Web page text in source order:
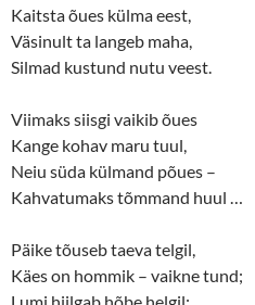
Kaitsta õues külma eest,
Väsinult ta langeb maha,
Silmad kustund nutu veest.
Viimaks siisgi vaikib õues
Kange kohav maru tuul,
Neiu süda külmand põues ­–
Kahvatumaks tõmmand huul …
Päike tõuseb taeva telgil,
Käes on hommik ­– vaikne tund;